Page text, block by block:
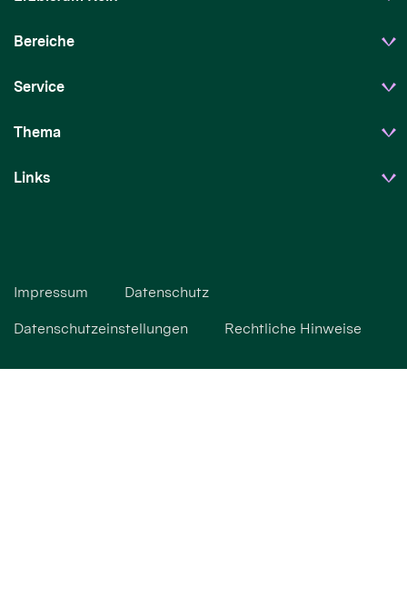
Bereiche
Service
Thema
Links
Impressum Datenschutz
Datenschutzeinstellungen Rechtliche Hinweise